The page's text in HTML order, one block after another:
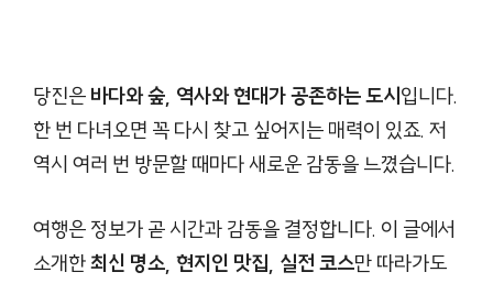
당진은 바다와 숲, 역사와 현대가 공존하는 도시입니다.
한 번 다녀오면 꼭 다시 찾고 싶어지는 매력이 있죠. 저
역시 여러 번 방문할 때마다 새로운 감동을 느꼈습니다.
여행은 정보가 곧 시간과 감동을 결정합니다. 이 글에서
소개한최신 명소, 현지인 맛집, 실전 코스만 따라가도